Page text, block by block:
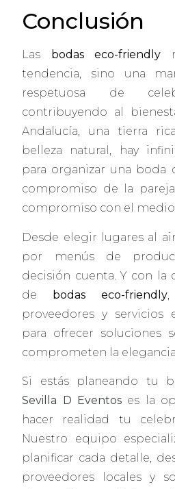
Conclusión
Las bodas eco-friendly
tendencia, sino una
respetuosa de
contribuyendo al
Andalucía, una tierra
belleza natural, hay
para organizar una boda
compromiso de la
compromiso con el
Desde elegir lugares al
por menús de
decisión cuenta. Y con la
de bodas eco-friendly,
proveedores y servicios
para ofrecer soluciones
comprometen la
Si estás planeando tu
Sevilla D Eventos es la
hacer realidad tu
Nuestro equipo
planificar cada detalle,
proveedores locales y